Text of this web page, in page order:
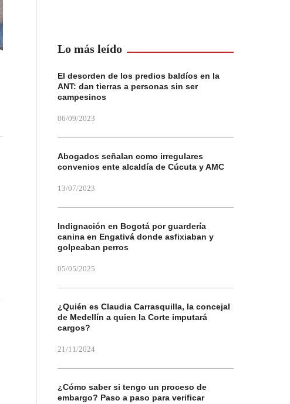
Lo más leído
El desorden de los predios baldíos en la
ANT: dan tierras a personas sin ser
campesinos
06/09/2023
Abogados señalan como irregulares
convenios ente alcaldía de Cúcuta y AMC
13/07/2023
Indignación en Bogotá por guardería
canina en Engativá donde asfixiaban y
golpeaban perros
05/05/2025
¿Quién es Claudia Carrasquilla, la concejal
de Medellín a quien la Corte imputará
cargos?
21/11/2024
¿Cómo saber si tengo un proceso de
embargo? Paso a paso para verificar